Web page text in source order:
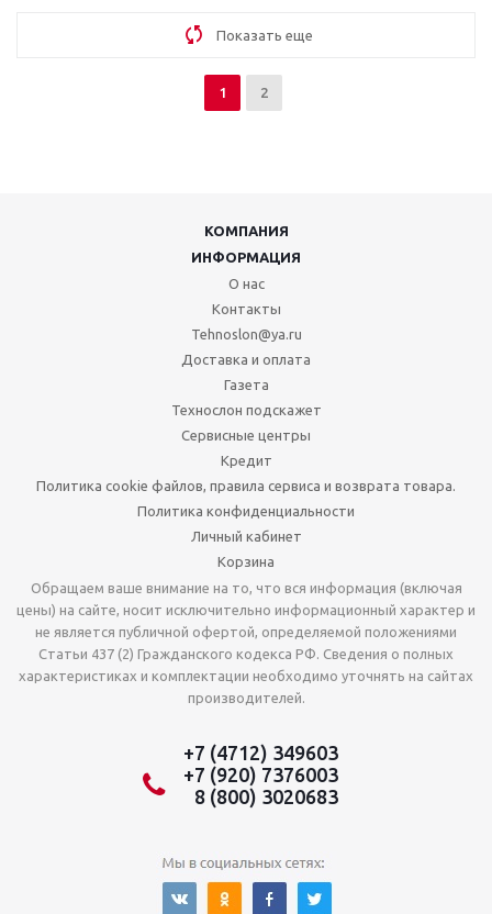
Показать еще
1 2
КОМПАНИЯ
ИНФОРМАЦИЯ
О нас
Контакты
Tehnoslon@ya.ru
Доставка и оплата
Газета
Технослон подскажет
Сервисные центры
Кредит
Политика cookie файлов, правила сервиса и возврата товара.
Политика конфиденциальности
Личный кабинет
Корзина
Обращаем ваше внимание на то, что вся информация (включая
цены) на сайте, носит исключительно информационный характер и
не является публичной офертой, определяемой положениями
Статьи 437 (2) Гражданского кодекса РФ. Сведения о полных
характеристиках и комплектации необходимо уточнять на сайтах
производителей.
+7 (4712) 349603
+7 (920) 7376003
8 (800) 3020683